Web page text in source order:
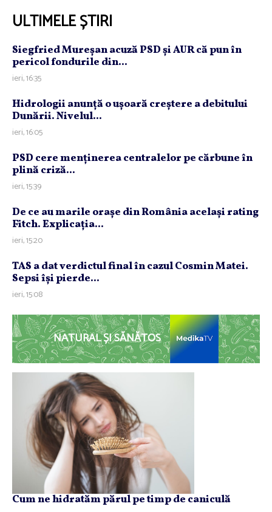
ULTIMELE ȘTIRI
Siegfried Mureşan acuză PSD şi AUR că pun în
pericol fondurile din...
ieri, 16:35
Hidrologii anunţă o uşoară creştere a debitului
Dunării. Nivelul...
ieri, 16:05
PSD cere menţinerea centralelor pe cărbune în
plină criză...
ieri, 15:39
De ce au marile oraşe din România acelaşi rating
Fitch. Explicaţia...
ieri, 15:20
TAS a dat verdictul final în cazul Cosmin Matei.
Sepsi îşi pierde...
ieri, 15:08
NATURAL ȘI SĂNĂTOS
Cum ne hidratăm părul pe timp de caniculă